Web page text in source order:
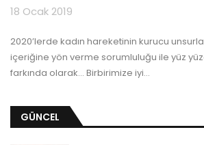
18 Ocak 2019
2020’lerde kadın hareketinin kurucu
içeriğine yön verme sorumluluğu ile yüz
farkında olarak... Birbirimize iyi…
GÜNCEL